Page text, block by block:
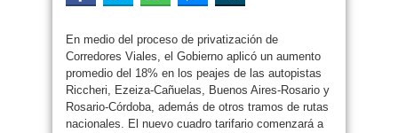
En medio del proceso de privatización de
Corredores Viales, el Gobierno aplicó un aumento
promedio del 18% en los peajes de las autopistas
Riccheri, Ezeiza-Cañuelas, Buenos Aires-Rosario y
Rosario-Córdoba, además de otros tramos de rutas
nacionales. El nuevo cuadro tarifario comenzará a